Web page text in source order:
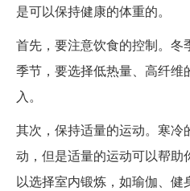
是可以保持健康的体重的。
首先，要注意饮食的控制。冬
季节，要选择低热量、高纤
入。
其次，保持适量的运动。寒冷
动，但是适量的运动可以帮
以选择室内锻炼，如瑜伽、健